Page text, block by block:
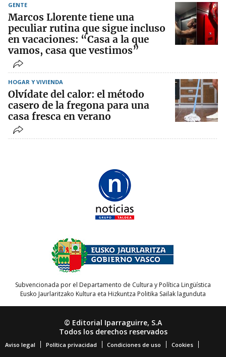
GENTE
Marcos Llorente tiene una
peculiar rutina que sigue incluso
en vacaciones: “Casa a la que
vamos, casa que vestimos”
HOGAR Y VIVIENDA
Olvídate del calor: el método
casero de la fregona para una
casa fresca en verano
Subvencionada por el Departamento de Cultura y Política Lingüística
Eusko Jaurlaritzako Kultura eta Hizkuntza Politika Sailak lagunduta
© Editorial Iparraguirre, S.A
Todos los derechos reservados
Aviso legal Política privacidad Condiciones de uso Cookies